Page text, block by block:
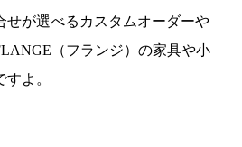
せが選べるカスタムオーダーや
（フランジ）の家具や小
よ。